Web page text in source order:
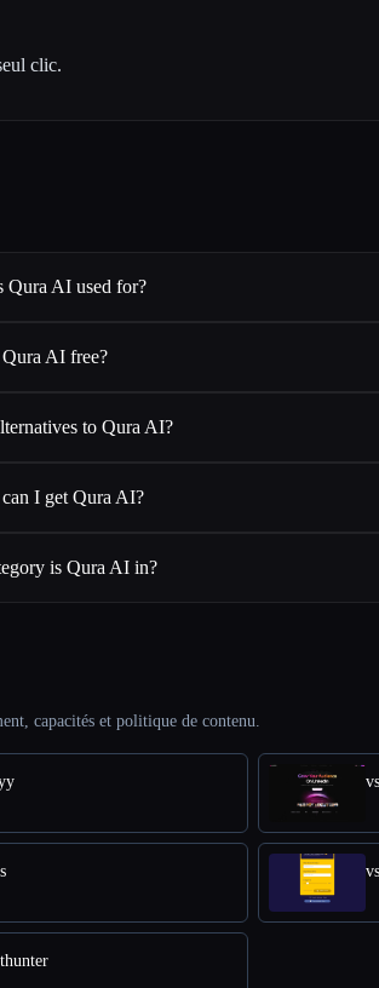
clic.
Qura AI used for?
AI free?
to Qura AI?
I get Qura AI?
is Qura AI in?
capacités et politique de contenu.